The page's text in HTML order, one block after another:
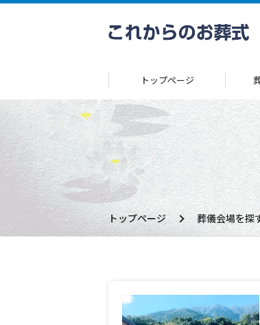
トップページ
トップページ 葬儀会場を探